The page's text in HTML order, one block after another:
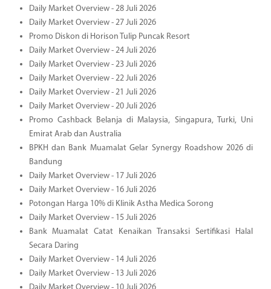
Daily Market Overview - 28 Juli 2026
Daily Market Overview - 27 Juli 2026
Promo Diskon di Horison Tulip Puncak Resort
Daily Market Overview - 24 Juli 2026
Daily Market Overview - 23 Juli 2026
Daily Market Overview - 22 Juli 2026
Daily Market Overview - 21 Juli 2026
Daily Market Overview - 20 Juli 2026
Promo Cashback Belanja di Malaysia, Singapura, Turki, Uni
Emirat Arab dan Australia
BPKH dan Bank Muamalat Gelar Synergy Roadshow 2026 di
Bandung
Daily Market Overview - 17 Juli 2026
Daily Market Overview - 16 Juli 2026
Potongan Harga 10% di Klinik Astha Medica Sorong
Daily Market Overview - 15 Juli 2026
Bank Muamalat Catat Kenaikan Transaksi Sertifikasi Halal
Secara Daring
Daily Market Overview - 14 Juli 2026
Daily Market Overview - 13 Juli 2026